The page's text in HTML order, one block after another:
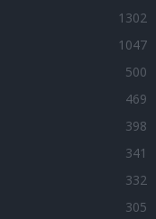
1302
1047
500
469
398
341
332
305